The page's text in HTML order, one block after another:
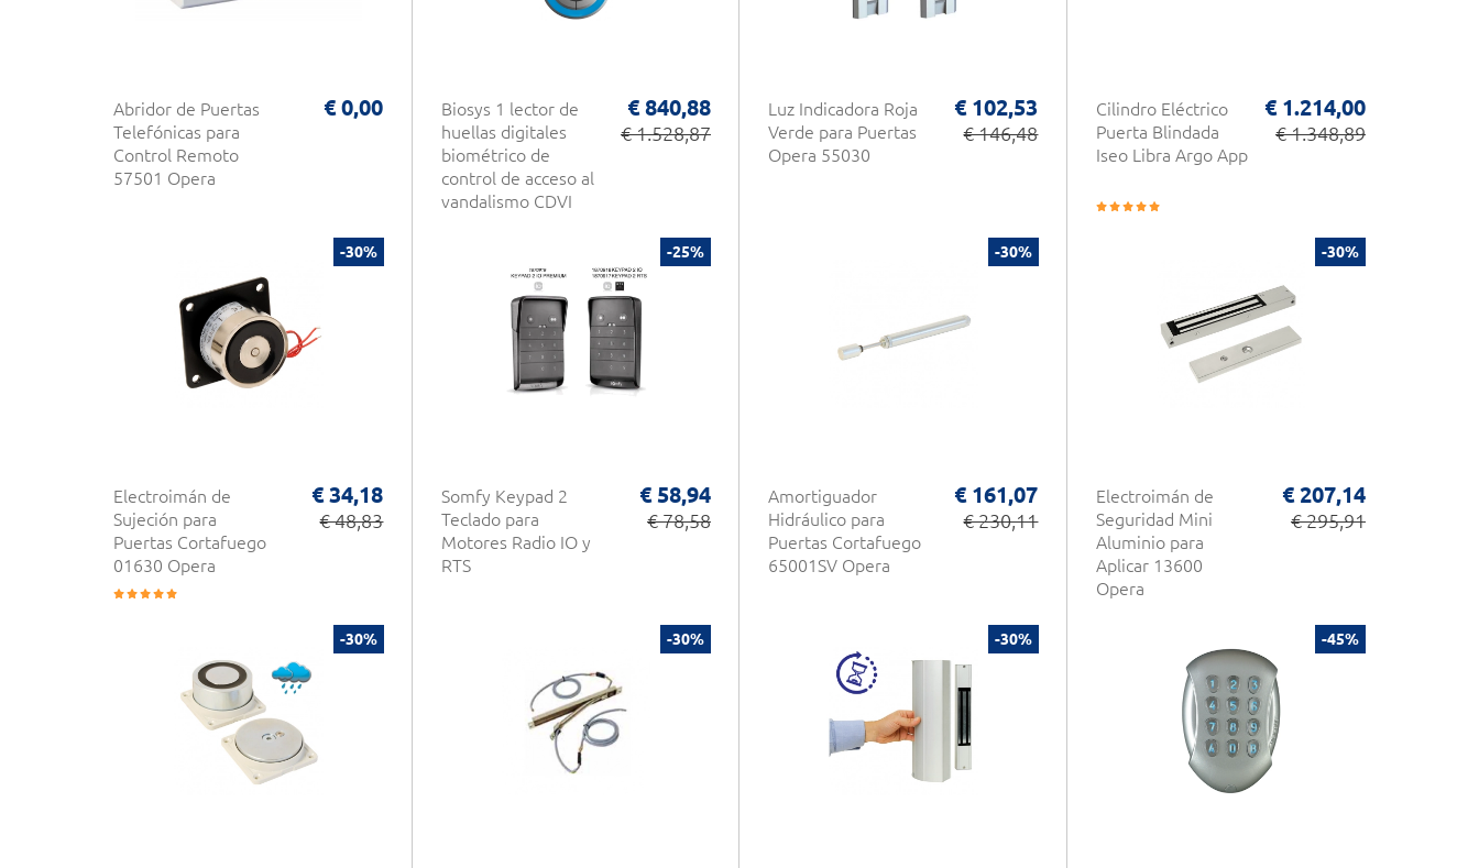
Abridor de Puertas
Telefónicas para
Control Remoto
57501 Opera
€ 0,00
Biosys 1 lector de
huellas digitales
biométrico de
control de acceso al
vandalismo CDVI
€ 840,88
€ 1.528,87
Luz Indicadora Roja
Verde para Puertas
Opera 55030
€ 102,53
€ 146,48
Cilindro Eléctrico
Puerta Blindada
Iseo Libra Argo App
€ 1.214,00
€ 1.348,89
-30%
Electroimán de
Sujeción para
Puertas Cortafuego
01630 Opera
€ 34,18
€ 48,83
-25%
Somfy Keypad 2
Teclado para
Motores Radio IO y
RTS
€ 58,94
€ 78,58
-30%
Amortiguador
Hidráulico para
Puertas Cortafuego
65001SV Opera
€ 161,07
€ 230,11
-30%
Electroimán de
Seguridad Mini
Aluminio para
Aplicar 13600
Opera
€ 207,14
€ 295,91
-30% -30% -30% -45%